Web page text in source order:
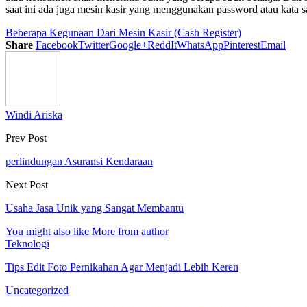
saat ini ada juga mesin kasir yang menggunakan password atau kata
Beberapa Kegunaan Dari Mesin Kasir (Cash Register)
Share FacebookTwitterGoogle+ReddItWhatsAppPinterestEmail
Windi Ariska
Prev Post
perlindungan Asuransi Kendaraan
Next Post
Usaha Jasa Unik yang Sangat Membantu
You might also like More from author
Teknologi
Tips Edit Foto Pernikahan Agar Menjadi Lebih Keren
Uncategorized